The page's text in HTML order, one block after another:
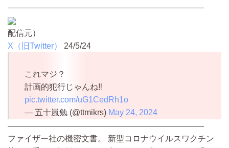
————————————————————————
配信元）
X（旧Twitter）
24/5/24
これマジ？
計画的犯行じゃんね‼️
pic.twitter.com/uG1CedRh1o
— 五十嵐勉 (@ttmikrs) May 24, 2024
————————————————————————
ファイザー社の機密文書。 新型コロナウイルスワクチン